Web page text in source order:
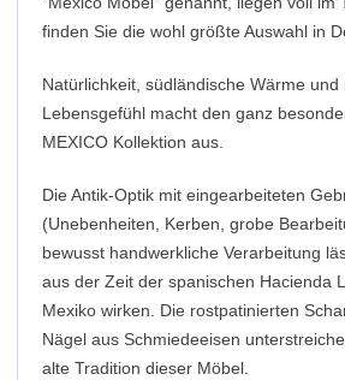
finden Sie die wohl größte Auswahl in
Natürlichkeit, südländische Wärme
Lebensgefühl macht den ganz
MEXICO Kollektion aus.
Die Antik-Optik mit eingearbeiteten
(Unebenheiten, Kerben, grobe
bewusst handwerkliche Verarbeitung
aus der Zeit der spanischen Hacienda
Mexiko wirken. Die rostpatinierten
Nägel aus Schmiedeeisen
alte Tradition dieser Möbel.